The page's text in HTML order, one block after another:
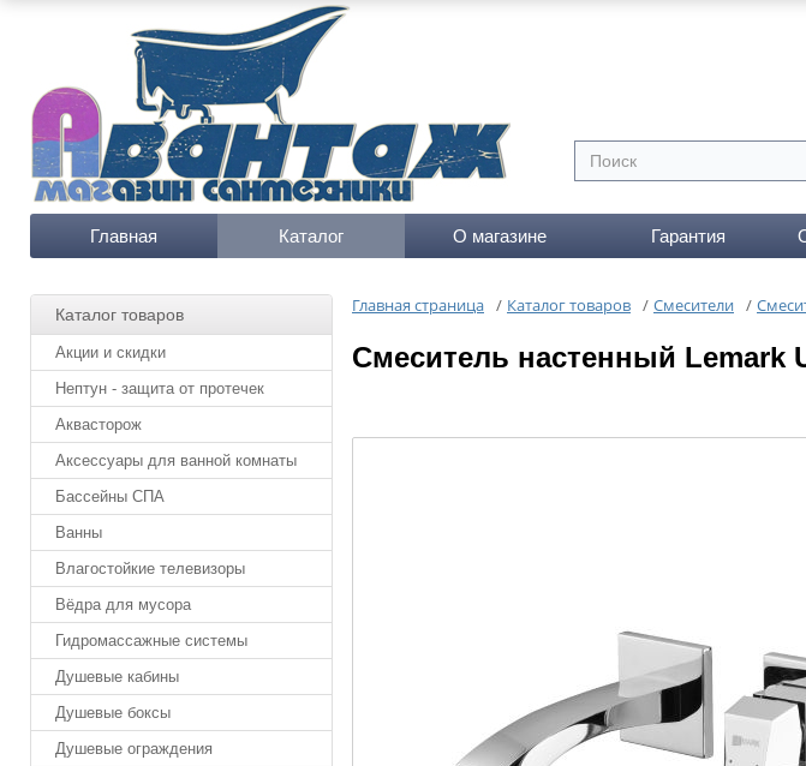
Главная Каталог О магазине Гарантия
Каталог товаров
Акции и скидки
Нептун - защита от протечек
Аквасторож
Аксессуары для ванной комнаты
Бассейны СПА
Ванны
Влагостойкие телевизоры
Вёдра для мусора
Гидромассажные системы
Душевые кабины
Душевые боксы
Душевые ограждения
Главная страница / Каталог товаров / Смесители /
Cмеситель настенный Lemark